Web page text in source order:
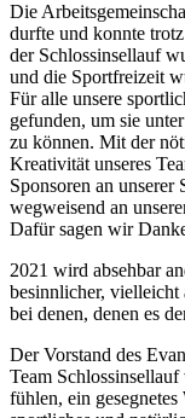
Die
durfte und konnte
der Schlossinsellauf
und die Sportfreizeit
Für alle unsere
gefunden, um sie
zu können. Mit der
Kreativität unseres
Sponsoren an unserer
wegweisend an
Dafür sagen wir
2021 wird absehbar
besinnlicher, vielleicht
bei denen, denen es
Der Vorstand des
Team
fühlen, ein